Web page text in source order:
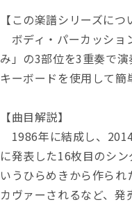
２
か
ら
だ
ズ
ム
合
奏
風
２
か
ら
だ
ム
合
奏
風
【この楽譜シリーズにつ
ボディ・パーカッショ
み」の3部位を3重奏で
キーボードを使用して
【曲目解説】
1986年に結成し、
に発表した16枚目のシ
いうひらめきから作ら
カヴァーされるなど、